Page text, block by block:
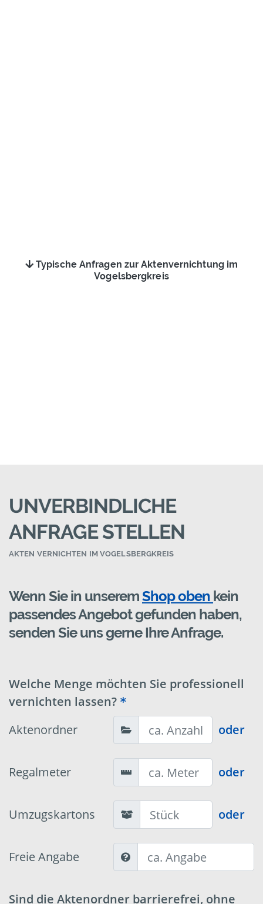
Typische Anfragen zur Aktenvernichtung im
Vogelsbergkreis
UNVERBINDLICHE
ANFRAGE STELLEN
AKTEN VERNICHTEN IM VOGELSBERGKREIS
Wenn Sie in unseremShop oben kein
passendes Angebot gefunden haben,
senden Sie uns gerne Ihre Anfrage.
Welche Menge möchten Sie professionell
vernichten lassen?
Aktenordner
oder
Regalmeter oder
Umzugskartons oder
Freie Angabe
Sind die Aktenordner barrierefrei, ohne